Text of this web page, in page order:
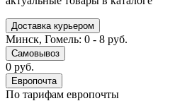
Доставка курьером
Минск, Гомель: 0 - 8 руб.
Самовывоз
0 руб.
Европочта
По тарифам европочты